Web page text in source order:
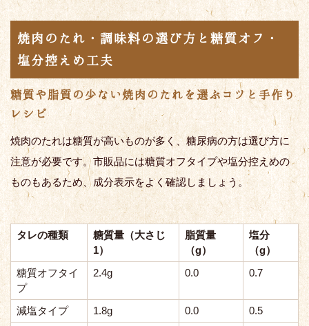
焼肉のたれ・調味料の選び方と糖質オフ・
塩分控えめ工夫
糖質や脂質の少ない焼肉のたれを選ぶコツと手作り
レシピ
焼肉のたれは糖質が高いものが多く、糖尿病の方は選び方に
注意が必要です。市販品には糖質オフタイプや塩分控えめの
ものもあるため、成分表示をよく確認しましょう。
タレの種類
糖質量（大さじ
1）
脂質量
（g）
塩分
（g）
糖質オフタイ
プ
2.4g 0.0 0.7
減塩タイプ 1.8g 0.0
0.5